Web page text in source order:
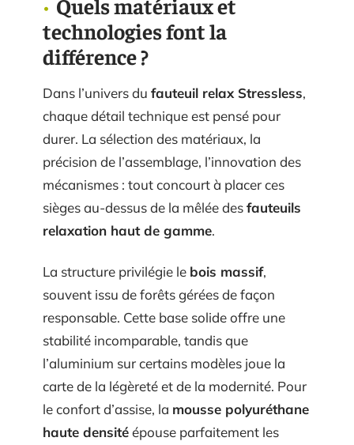
Quels matériaux et
technologies font la
différence ?
Dans l’univers du fauteuil relax Stressless,
chaque détail technique est pensé pour
durer. La sélection des matériaux, la
précision de l’assemblage, l’innovation des
mécanismes : tout concourt à placer ces
sièges au-dessus de la mêlée desfauteuils
relaxation haut de gamme.
La structure privilégie le bois massif,
souvent issu de forêts gérées de façon
responsable. Cette base solide offre une
stabilité incomparable, tandis que
l’aluminium sur certains modèles joue la
carte de la légèreté et de la modernité. Pour
le confort d’assise, la mousse polyuréthane
haute densitéépouse parfaitement les